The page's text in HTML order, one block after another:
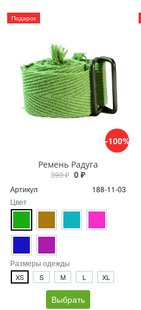
-100%
Подарок
Ремень Радуга
390 ₽ 0 ₽
Артикул
188-11-03
Цвет
Размеры одежды
XS S M L XL
Выбрать